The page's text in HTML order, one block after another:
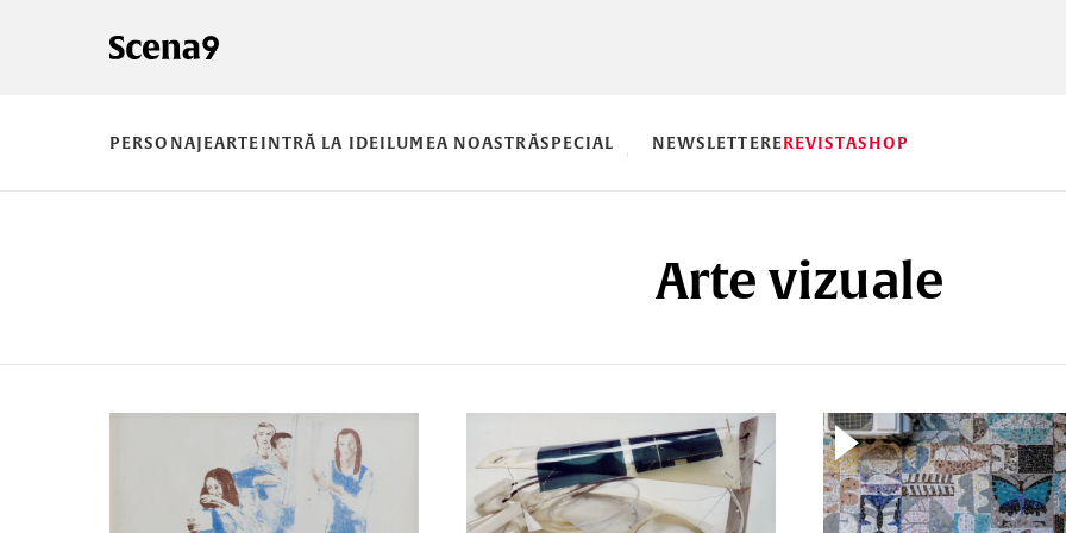
PERSONAJEARTEINTRĂ LA IDEILUMEA NOASTRĂSPECIAL NEWSLETTEREREVISTASHOP
Arte vizuale